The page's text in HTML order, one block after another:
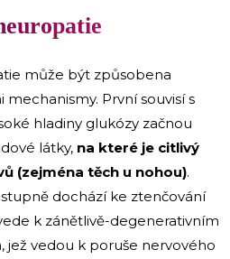
může být způsobena
První souvisí s
hladiny glukózy začnou
látky, na které je citlivý
(zejména těch u nohou).
dochází ke ztenčování
k zánětlivě-degenerativním
jež vedou k poruše nervového